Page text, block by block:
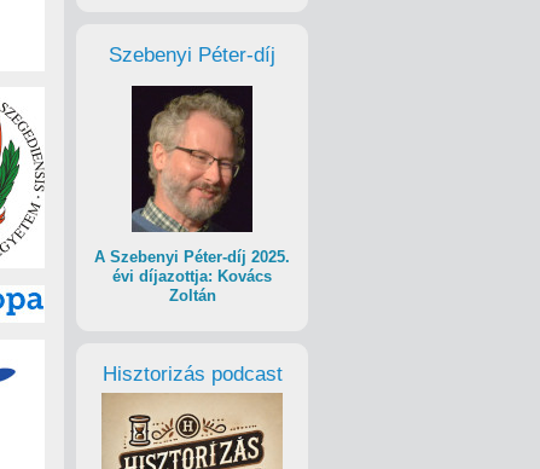
Szebenyi Péter-díj
A Szebenyi Péter-díj 2025.
évi díjazottja: Kovács
Zoltán
Hisztorizás podcast